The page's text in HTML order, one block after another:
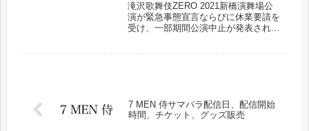
滝沢歌舞伎ZERO 2021新橋演舞場公
演が緊急事態宣言ならびに休業要請を
受け、一部期間公演中止が発表されま
7 MEN 侍サマパラ配信日、配信開始
時間、チケット、グッズ販売